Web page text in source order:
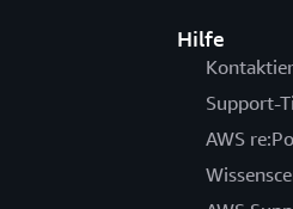
Hilfe
Support-
AWS